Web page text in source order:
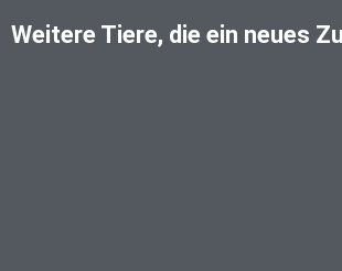
Weitere Tiere, die ein neues